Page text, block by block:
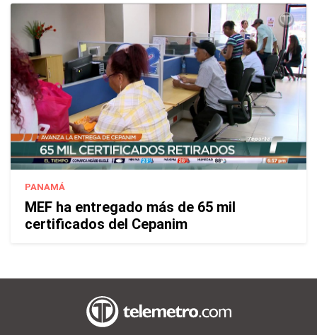
PANAMÁ
MEF ha entregado más de 65 mil
certificados del Cepanim